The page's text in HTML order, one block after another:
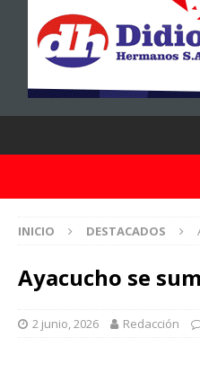
INICIO DESTACADOS
Ayacucho se
2 junio, 2026 Redacción